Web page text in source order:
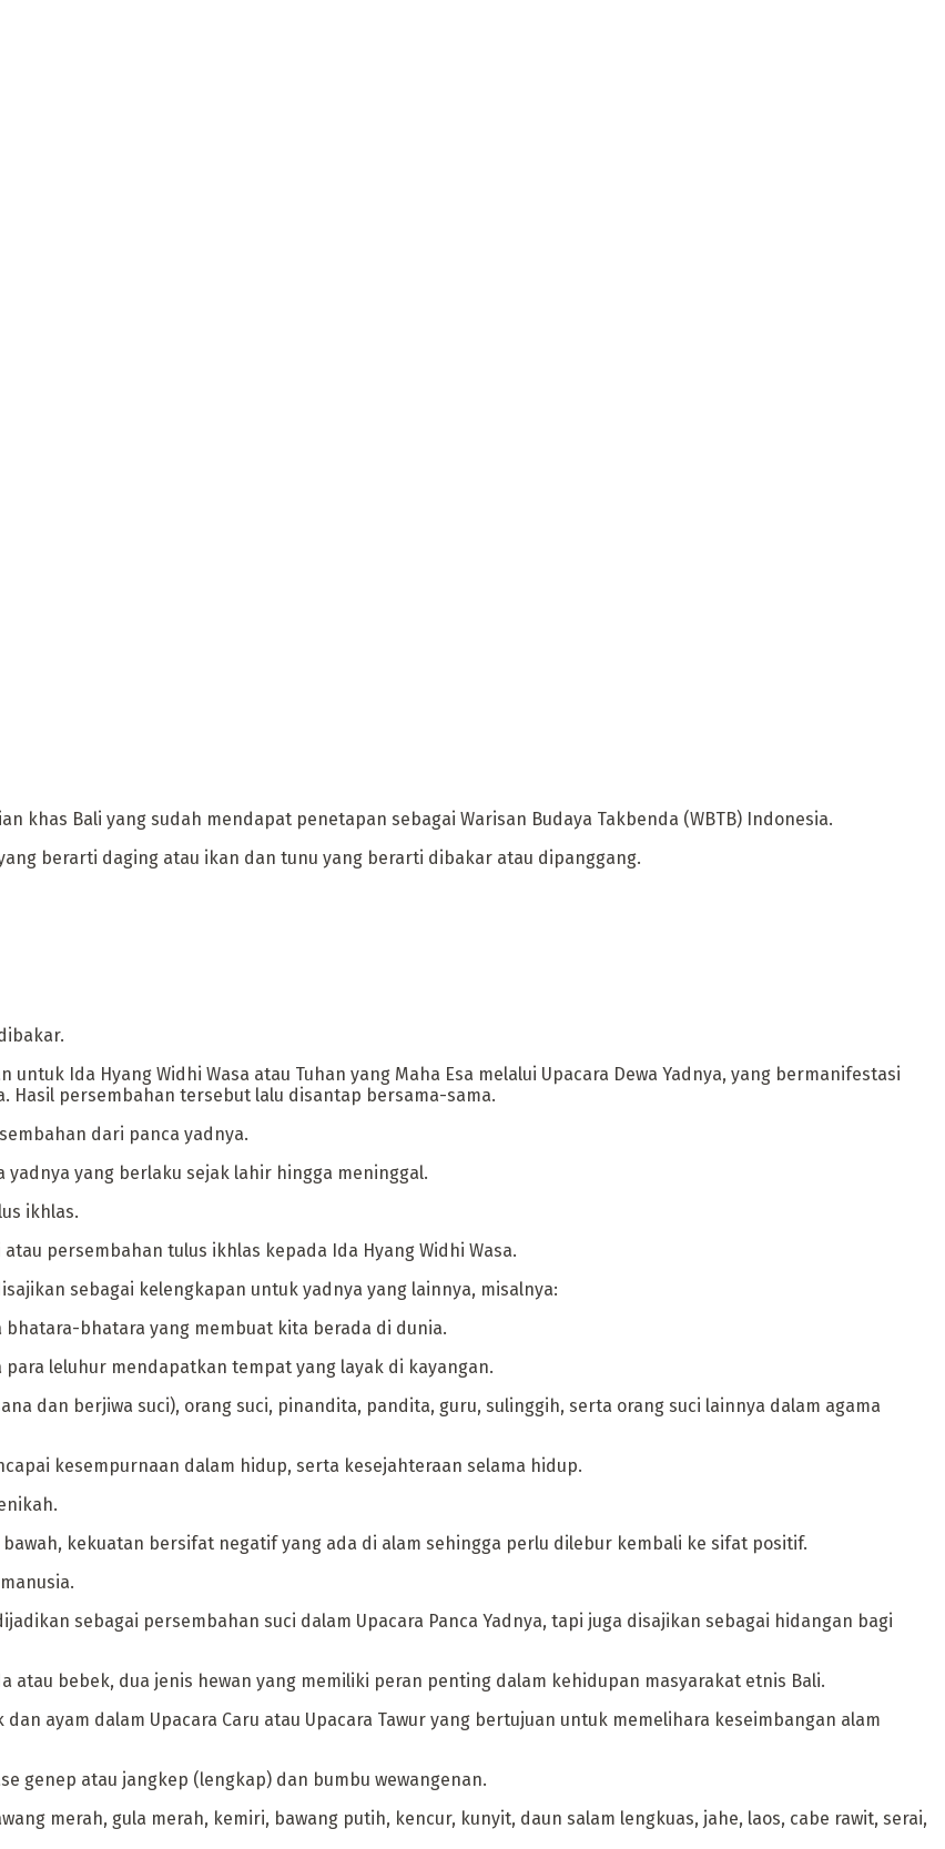
khas Bali yang sudah mendapat penetapan sebagai Warisan Budaya Takbenda (WBTB) Indonesia.
berarti daging atau ikan dan tunu yang berarti dibakar atau dipanggang.
Ida Hyang Widhi Wasa atau Tuhan yang Maha Esa melalui Upacara Dewa Yadnya, yang bermanifestasi
Hasil persembahan tersebut lalu disantap bersama-sama.
dari panca yadnya.
yang berlaku sejak lahir hingga meninggal.
ikhlas.
persembahan tulus ikhlas kepada Ida Hyang Widhi Wasa.
sebagai kelengkapan untuk yadnya yang lainnya, misalnya:
bhatara yang membuat kita berada di dunia.
leluhur mendapatkan tempat yang layak di kayangan.
dan berjiwa suci), orang suci, pinandita, pandita, guru, sulinggih, serta orang suci lainnya dalam agama
kesempurnaan dalam hidup, serta kesejahteraan selama hidup.
kekuatan bersifat negatif yang ada di alam sehingga perlu dilebur kembali ke sifat positif.
sebagai persembahan suci dalam Upacara Panca Yadnya, tapi juga disajikan sebagai hidangan bagi
atau bebek, dua jenis hewan yang memiliki peran penting dalam kehidupan masyarakat etnis Bali.
ayam dalam Upacara Caru atau Upacara Tawur yang bertujuan untuk memelihara keseimbangan alam
genep atau jangkep (lengkap) dan bumbu wewangenan.
merah, gula merah, kemiri, bawang putih, kencur, kunyit, daun salam lengkuas, jahe, laos, cabe rawit, serai,